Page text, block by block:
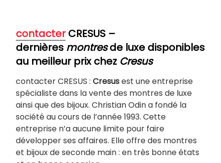
contacterCRESUS –
dernières montresde luxe disponibles
au meilleur prix chez Cresus
contacter CRESUS : Cresusest une entreprise
spécialiste dans la vente des montres de luxe
ainsi que des bijoux. Christian Odin a fondé la
société au cours de l’année 1993. Cette
entreprise n’a aucune limite pour faire
développer ses affaires. Elle offre des montres
et bijoux de seconde main : en très bonne états